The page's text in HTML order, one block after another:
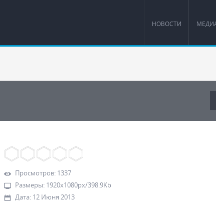
НОВОСТИ
Просмотров:1337
Размеры:1920x1080px/398.9Kb
Дата:12 Июня 2013